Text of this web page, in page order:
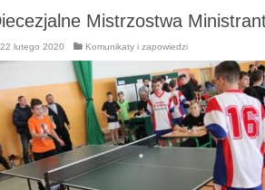
Mistrzostwa
22 lutego 2020 Komunikaty i zapowiedzi